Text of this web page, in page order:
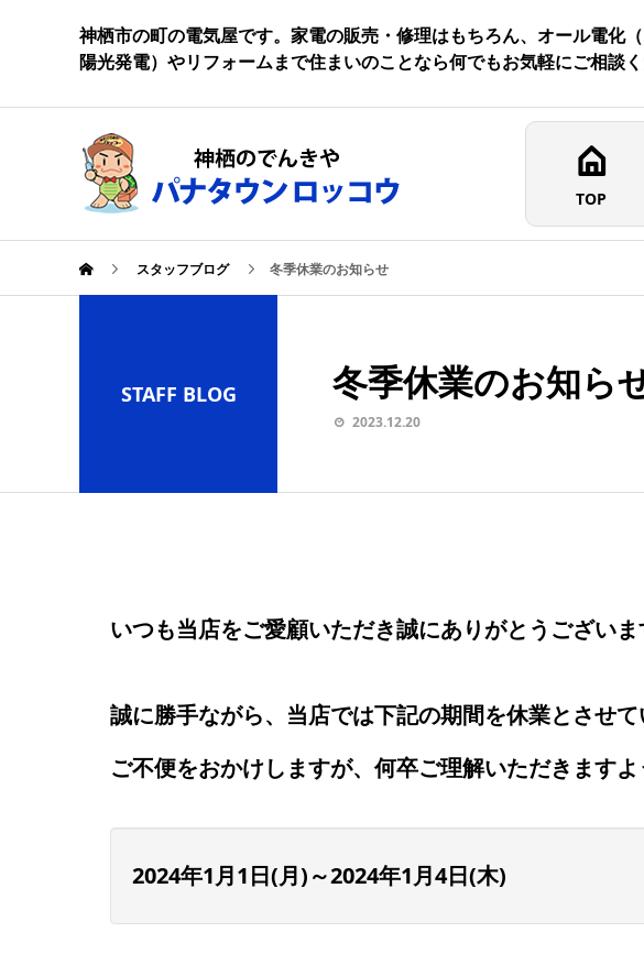
神栖市の町の電気屋です。家電の販売・修理はもちろん、オール電化
陽光発電）やリフォームまで住まいのことなら何でもお気軽にご相談く
TOP
スタッフブログ 冬季休業のお知らせ
STAFF BLOG 冬季休業のお知ら
2023.12.20
いつも当店をご愛顧いただき誠にありがとうございま
誠に勝手ながら、当店では下記の期間を休業とさせて
ご不便をおかけしますが、何卒ご理解いただきますよ
2024年1月1日(月)～2024年1月4日(木)